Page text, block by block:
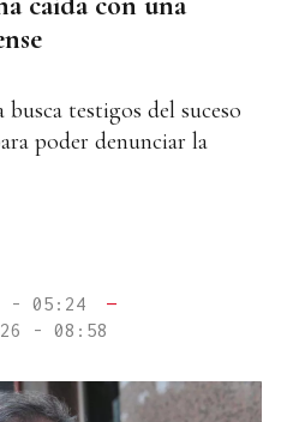
testigos del suceso
poder denunciar la
- 05:24
—
- 08:58